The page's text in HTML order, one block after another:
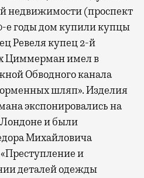
недвижимости (проспект
е годы дом купили купцы
Ревеля купец 2-й
Циммерман имел в
Обводного канала
шляп». Изделия
экспонировались на
и были
Михайловича
и
деталей одежды